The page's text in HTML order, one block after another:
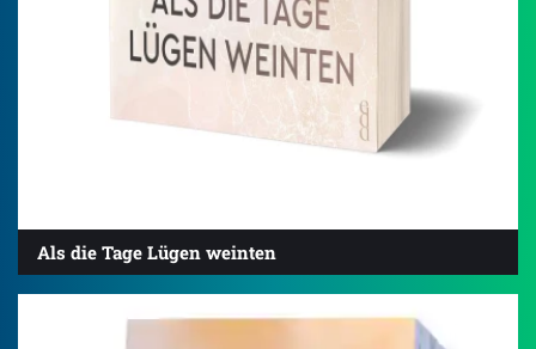
Als die Tage Lügen weinten